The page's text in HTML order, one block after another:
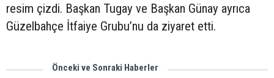
resim çizdi. Başkan Tugay ve Başkan Günay ayrıca
Güzelbahçe İtfaiye Grubu’nu da ziyaret etti.
Önceki ve Sonraki Haberler